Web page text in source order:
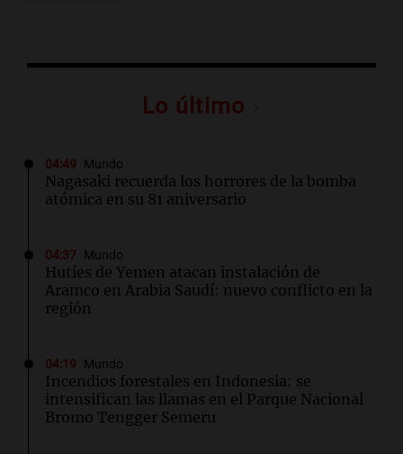
Lo último
04:49 Mundo
Nagasaki recuerda los horrores de la bomba
atómica en su 81 aniversario
04:37 Mundo
Hutíes de Yemen atacan instalación de
Aramco en Arabia Saudí: nuevo conflicto en la
región
04:19 Mundo
Incendios forestales en Indonesia: se
intensifican las llamas en el Parque Nacional
Bromo Tengger Semeru